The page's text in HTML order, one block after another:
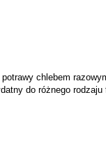
chlebem
do różnego